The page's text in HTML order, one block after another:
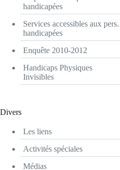
handicapées
Services accessibles aux pers.
handicapées
Enquête 2010-2012
Handicaps Physiques
Invisibles
Divers
Les liens
Activités spéciales
Médias